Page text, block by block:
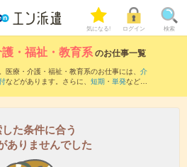
気になる! ログイン 検索
・福祉・教育系のお仕事一覧
療・介護・福祉・教育系のお仕事には、 介
などがあります。さらに、 短期 ・ 単発などの
た条件に合う
ありませんでした